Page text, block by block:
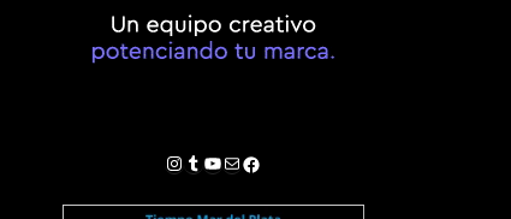
Instagram
Tumblr
YouTube
Correo electrónico
Facebook